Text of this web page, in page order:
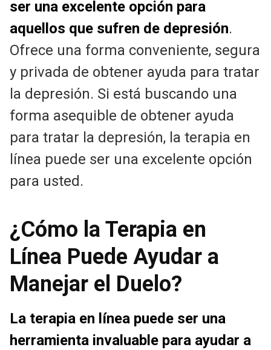
ser una excelente opción para
aquellos que sufren de depresión.
Ofrece una forma conveniente, segura
y privada de obtener ayuda para tratar
la depresión. Si está buscando una
forma asequible de obtener ayuda
para tratar la depresión, la terapia en
línea puede ser una excelente opción
para usted.
¿Cómo la Terapia en
Línea Puede Ayudar a
Manejar el Duelo?
La terapia en línea puede ser una
herramienta invaluable para ayudar a